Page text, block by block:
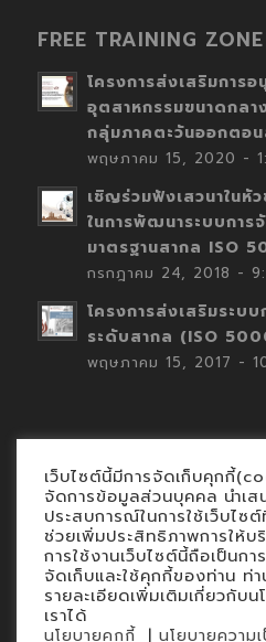
FREE TRAINING ZONE
โครงการส่งเสริมการ
อุตสาหกรรมขนาดกลา
กลุ่มภาคตะวันออกตอน
พฤษภาคม 15, 2020 -
เชิญร่วมฟังเสวนาในหั
ในการพัฒนาระบบการ
มาตรฐานสากล ISO
กรกฎาคม 24, 2018 -
โครงการส่งเสริมระบ
ระดับสากล (ISO
พฤษภาคม 15, 2017 -
Contact
นโยบายคุกกี้
นโยบายข้อมูลส่วนบุคคล
เว็บไซต์นี้มีการจัดเก็บคุกกี้
จัดการข้อมูลส่วนบุคคล นำเส
ประสบการณ์ในการใช้เว็บไซ
ช่วยเพิ่มประสิทธิภาพการให้บ
การใช้งานเว็บไซต์นี้ถือเป็นกา
จัดเก็บและใช้คุกกี้ของท่าน ท่
รายละเอียดเพิ่มเติมเกี่ยวกับ
เราได้
นโยบายคุกกี้ | นโยบายความ